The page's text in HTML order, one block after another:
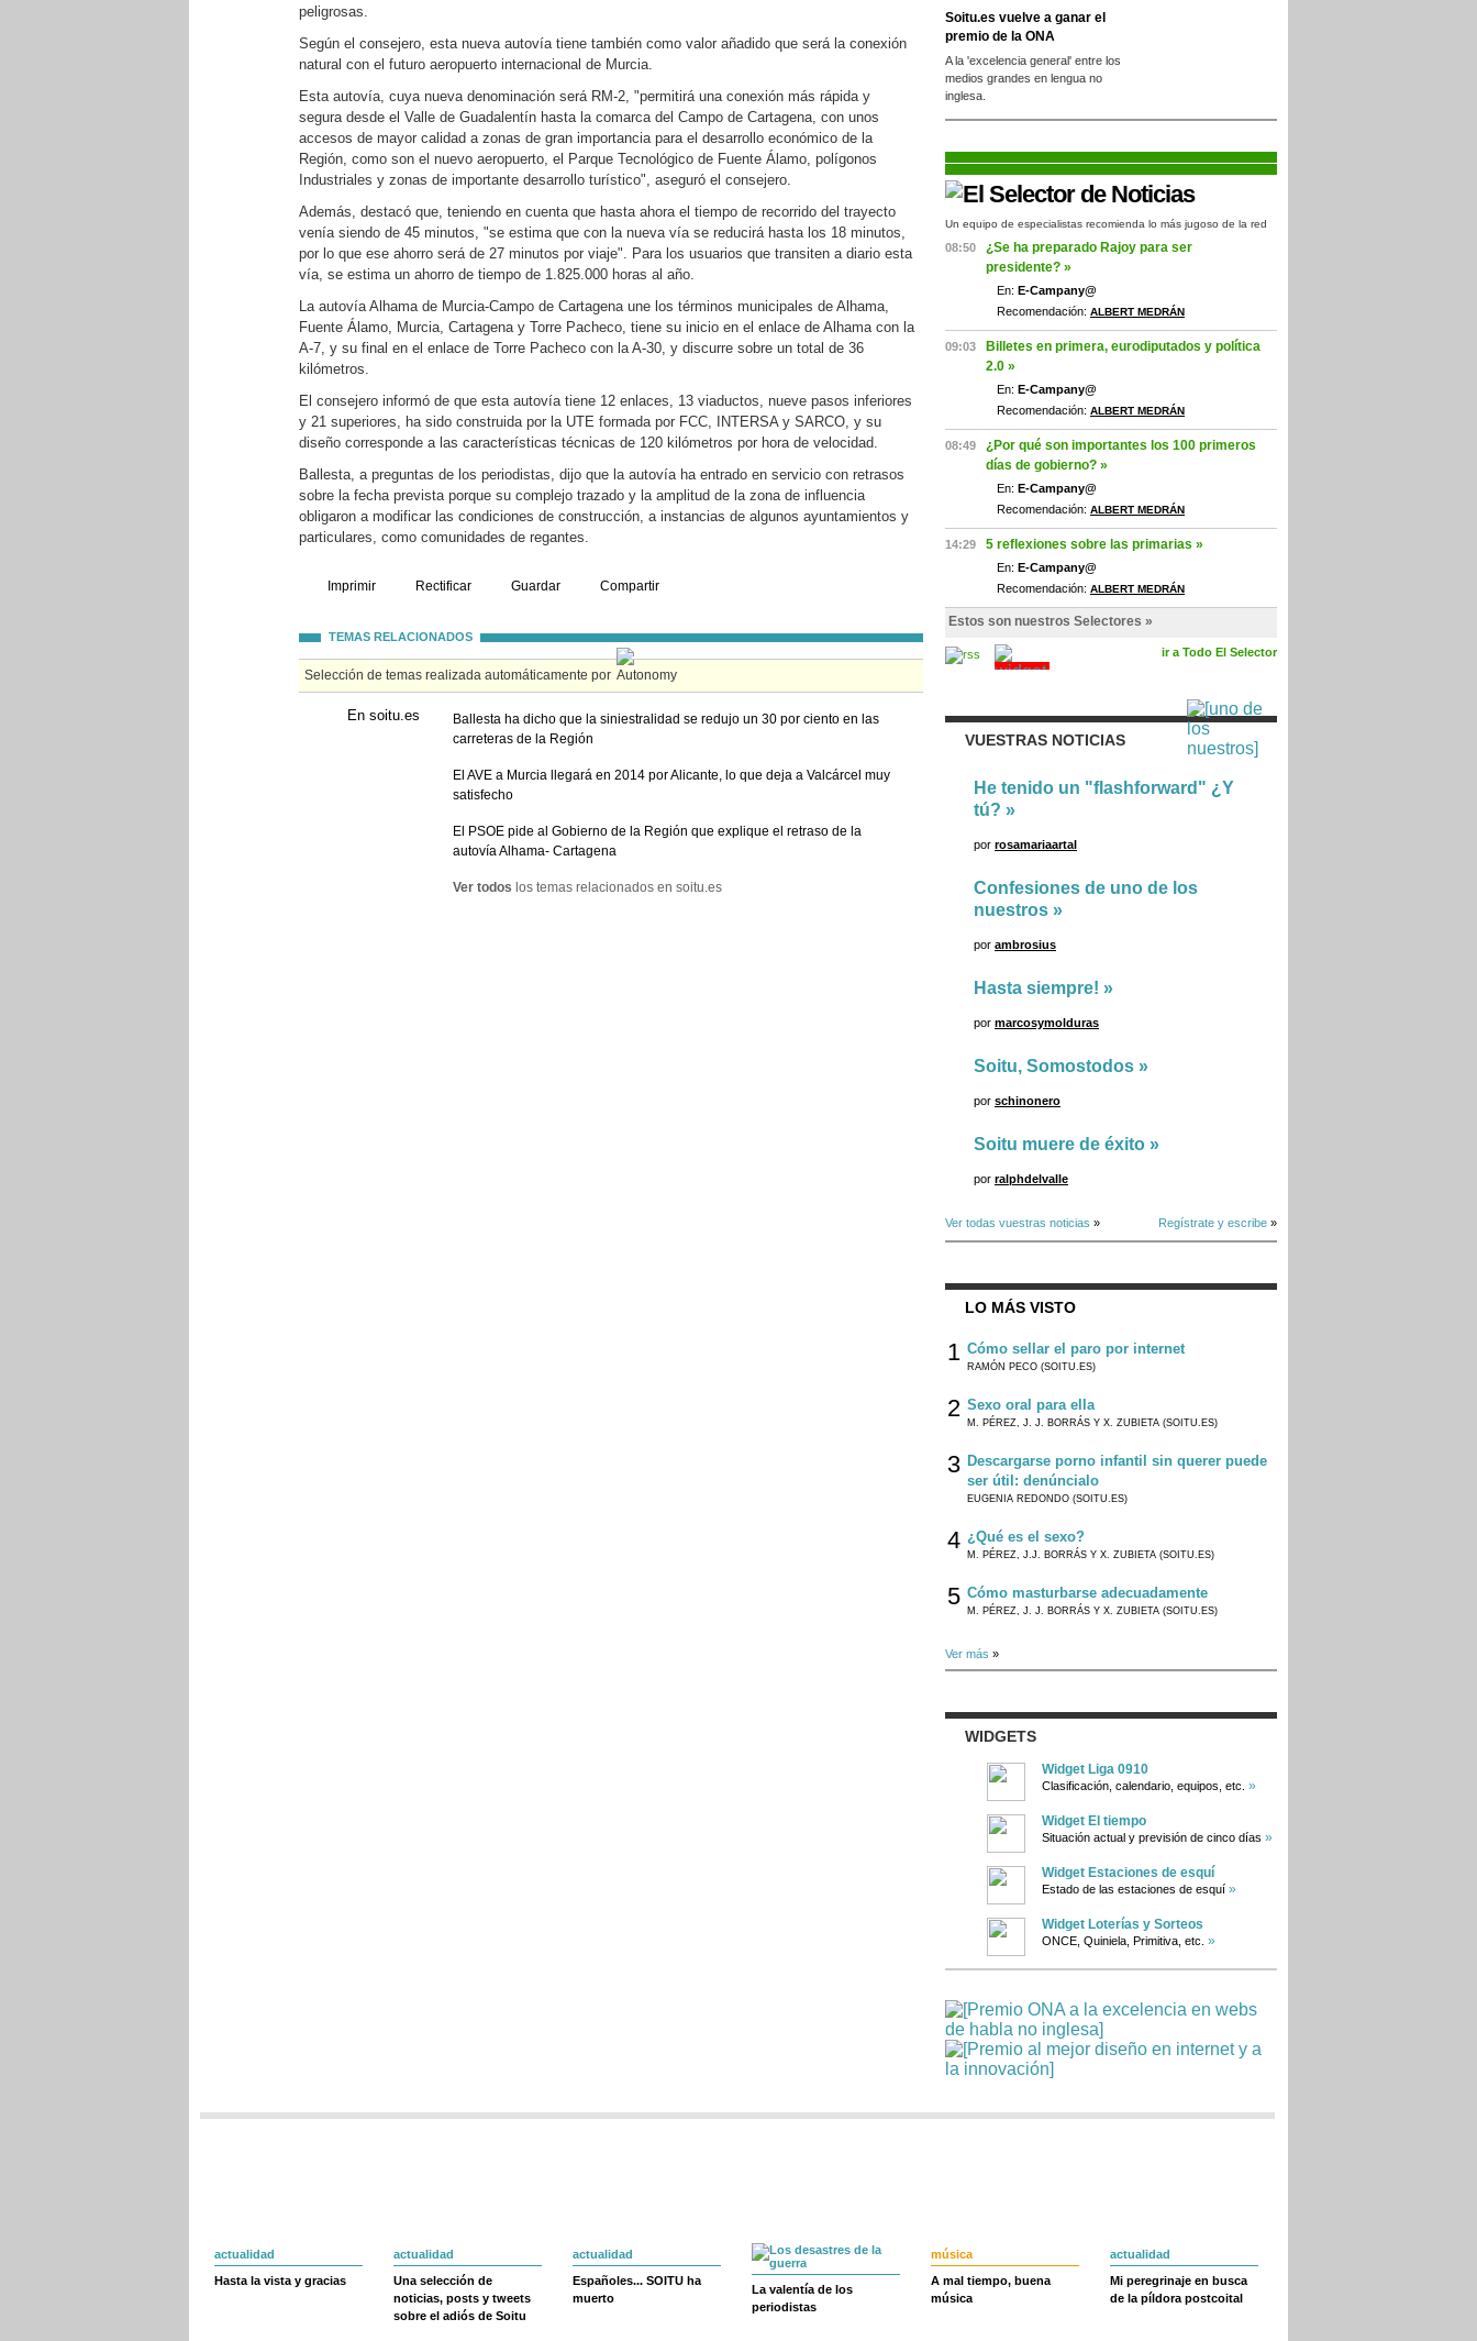
peligrosas.
Según el consejero, esta nueva autovía tiene también como valor añadido que será la conexión
natural con el futuro aeropuerto internacional de Murcia.
Esta autovía, cuya nueva denominación será RM-2, "permitirá una conexión más rápida y
segura desde el Valle de Guadalentín hasta la comarca del Campo de Cartagena, con unos
accesos de mayor calidad a zonas de gran importancia para el desarrollo económico de la
Región, como son el nuevo aeropuerto, el Parque Tecnológico de Fuente Álamo, polígonos
Industriales y zonas de importante desarrollo turístico", aseguró el consejero.
Además, destacó que, teniendo en cuenta que hasta ahora el tiempo de recorrido del trayecto
venía siendo de 45 minutos, "se estima que con la nueva vía se reducirá hasta los 18 minutos,
por lo que ese ahorro será de 27 minutos por viaje". Para los usuarios que transiten a diario esta
vía, se estima un ahorro de tiempo de 1.825.000 horas al año.
La autovía Alhama de Murcia-Campo de Cartagena une los términos municipales de Alhama,
Fuente Álamo, Murcia, Cartagena y Torre Pacheco, tiene su inicio en el enlace de Alhama con la
A-7, y su final en el enlace de Torre Pacheco con la A-30, y discurre sobre un total de 36
kilómetros.
El consejero informó de que esta autovía tiene 12 enlaces, 13 viaductos, nueve pasos inferiores
y 21 superiores, ha sido construida por la UTE formada por FCC, INTERSA y SARCO, y su
diseño corresponde a las características técnicas de 120 kilómetros por hora de velocidad.
Ballesta, a preguntas de los periodistas, dijo que la autovía ha entrado en servicio con retrasos
sobre la fecha prevista porque su complejo trazado y la amplitud de la zona de influencia
obligaron a modificar las condiciones de construcción, a instancias de algunos ayuntamientos y
particulares, como comunidades de regantes.
Imprimir Rectificar Guardar Compartir
TEMAS RELACIONADOS
Selección de temas realizada automáticamente por
En soitu.es
Ballesta ha dicho que la siniestralidad se redujo un 30 por ciento en las
carreteras de la Región
El AVE a Murcia llegará en 2014 por Alicante, lo que deja a Valcárcel muy
satisfecho
El PSOE pide al Gobierno de la Región que explique el retraso de la
autovía Alhama- Cartagena
Ver todos los temas relacionados en soitu.es
Soitu.es vuelve a ganar el
premio de la ONA
A la 'excelencia general' entre los
medios grandes en lengua no
inglesa.
Un equipo de especialistas recomienda lo más jugoso de la red
08:50
¿Se ha preparado Rajoy para ser
presidente? »
En: E-Campany@
Recomendación: ALBERT MEDRÁN
09:03
Billetes en primera, eurodiputados y política
2.0 »
En: E-Campany@
Recomendación: ALBERT MEDRÁN
08:49
¿Por qué son importantes los 100 primeros
días de gobierno? »
En: E-Campany@
Recomendación: ALBERT MEDRÁN
14:29 5 reflexiones sobre las primarias »
En: E-Campany@
Recomendación: ALBERT MEDRÁN
Estos son nuestros Selectores »
ir a Todo El Selector
VUESTRAS NOTICIAS
He tenido un "flashforward" ¿Y
tú? »
por rosamariaartal
Confesiones de uno de los
nuestros »
por ambrosius
Hasta siempre! »
por marcosymolduras
Soitu, Somostodos »
por schinonero
Soitu muere de éxito »
por ralphdelvalle
Ver todas vuestras noticias » Regístrate y escribe »
LO MÁS VISTO
1 Cómo sellar el paro por internet
RAMÓN PECO (SOITU.ES)
2 Sexo oral para ella
M. PÉREZ, J. J. BORRÁS Y X. ZUBIETA (SOITU.ES)
3 Descargarse porno infantil sin querer puede
ser útil: denúncialo
EUGENIA REDONDO (SOITU.ES)
4 ¿Qué es el sexo?
M. PÉREZ, J.J. BORRÁS Y X. ZUBIETA (SOITU.ES)
5 Cómo masturbarse adecuadamente
M. PÉREZ, J. J. BORRÁS Y X. ZUBIETA (SOITU.ES)
Ver más »
WIDGETS
Widget Liga 0910
Clasificación, calendario, equipos, etc. »
Widget El tiempo
Situación actual y previsión de cinco días »
Widget Estaciones de esquí
Estado de las estaciones de esquí »
Widget Loterías y Sorteos
ONCE, Quiniela, Primitiva, etc. »
actualidad
Hasta la vista y gracias
actualidad
Una selección de
noticias, posts y tweets
sobre el adiós de Soitu
actualidad
Españoles... SOITU ha
muerto
La valentía de los
periodistas
música
A mal tiempo, buena
música
actualidad
Mi peregrinaje en busca
de la píldora postcoital